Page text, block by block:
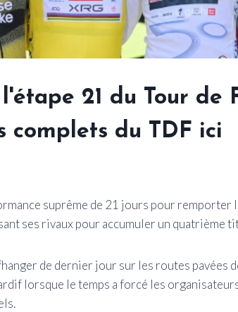
21 du Tour de
complets du TDF ici
suprême de 21 jours pour remporter
ses rivaux pour accumuler un quatrième
de dernier jour sur les routes pavées
lorsque le temps a forcé les